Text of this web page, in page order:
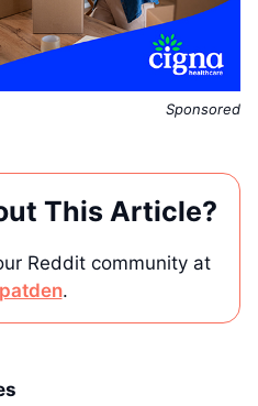
Sponsored
This Article?
Reddit community at
.